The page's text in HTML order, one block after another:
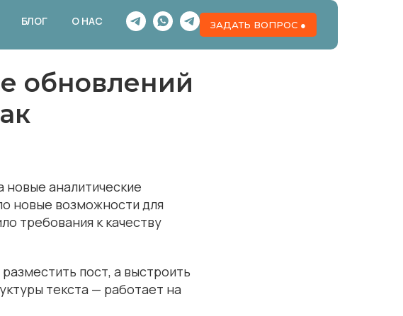
БЛОГ О НАС ЗАДАТЬ ВОПРОС ●
обновлений
аналитические
новые возможности для
требования к качеству
пост, а выстроить
текста — работает на